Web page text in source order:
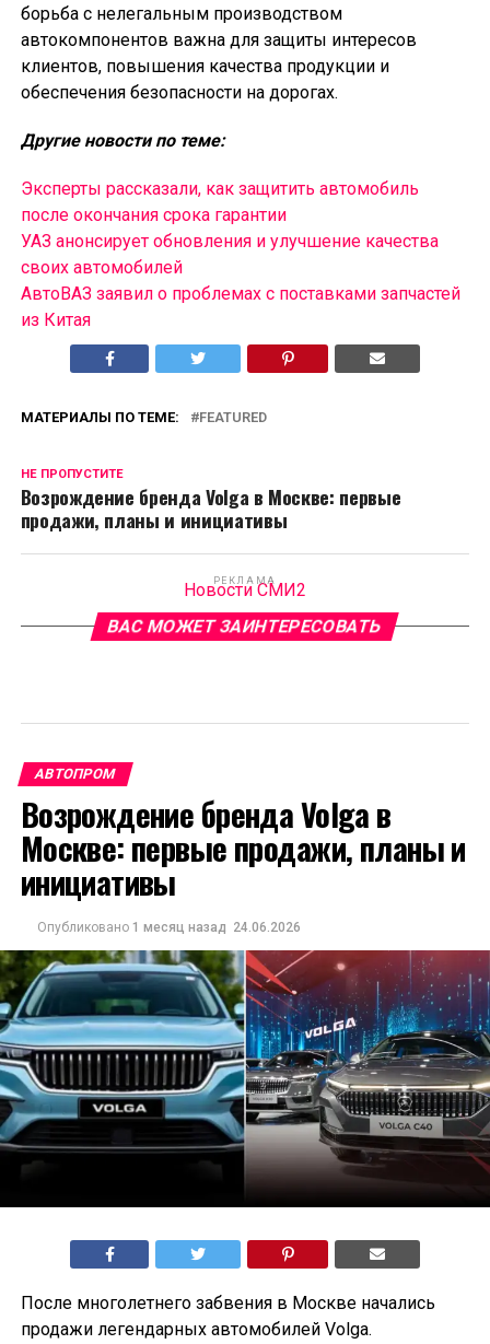
борьба с нелегальным производством
автокомпонентов важна для защиты интересов
клиентов, повышения качества продукции и
обеспечения безопасности на дорогах.
Другие новости по теме:
Эксперты рассказали, как защитить автомобиль
после окончания срока гарантии
УАЗ анонсирует обновления и улучшение качества
своих автомобилей
АвтоВАЗ заявил о проблемах с поставками запчастей
из Китая
МАТЕРИАЛЫ ПО ТЕМЕ: FEATURED
НЕ ПРОПУСТИТЕ
Возрождение бренда Volga в Москве: первые
продажи, планы и инициативы
РЕКЛАМА
Новости СМИ2
ВАС МОЖЕТ ЗАИНТЕРЕСОВАТЬ
АВТОПРОМ
Возрождение бренда Volga в
Москве: первые продажи, планы и
инициативы
Опубликовано 1 месяц назад 24.06.2026
После многолетнего забвения в Москве начались
продажи легендарных автомобилей Volga.